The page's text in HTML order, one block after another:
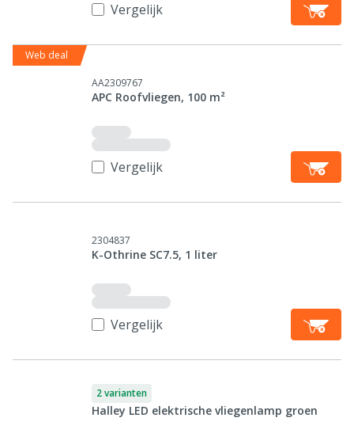
Vergelijk
Web deal
AA2309767
APC Roofvliegen, 100 m²
Vergelijk
2304837
K-Othrine SC7.5, 1 liter
Vergelijk
2 varianten
Halley LED elektrische vliegenlamp groen